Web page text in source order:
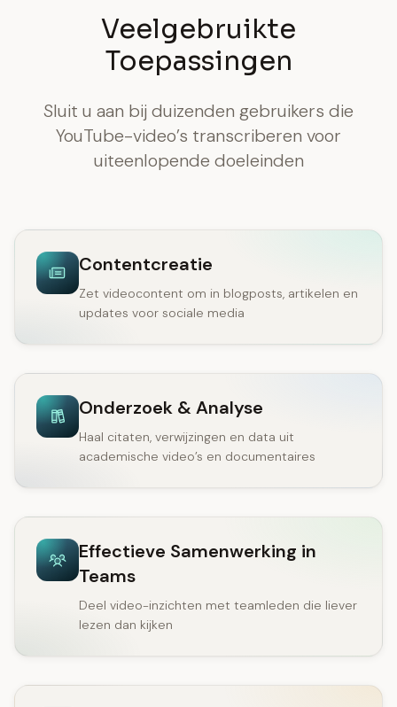
Veelgebruikte
Toepassingen
Sluit u aan bij duizenden gebruikers die
YouTube-video’s transcriberen voor
uiteenlopende doeleinden
Contentcreatie
Zet videocontent om in blogposts, artikelen en
updates voor sociale media
Onderzoek & Analyse
Haal citaten, verwijzingen en data uit
academische video’s en documentaires
Effectieve Samenwerking in
Teams
Deel video-inzichten met teamleden die liever
lezen dan kijken